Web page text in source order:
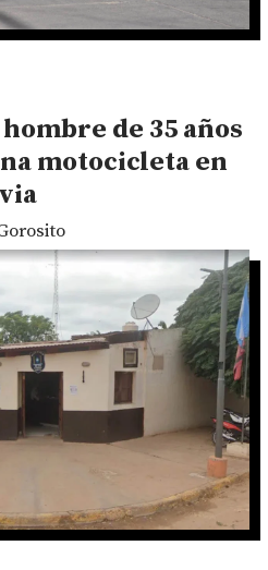
de 35 años
motocicleta en